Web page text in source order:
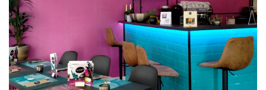
Interviews
Eten
Drinken
Slapen